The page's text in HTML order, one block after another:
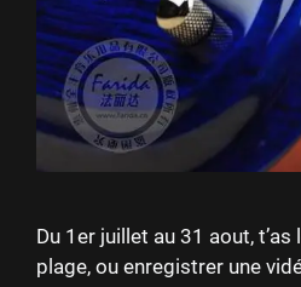
Du 1er juillet au 31 aout,
plage, ou enregistrer une